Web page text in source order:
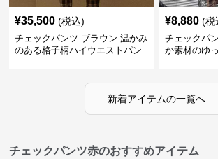
¥35,500 (税込)
チェックパンツ ブラウン 温かみ
のある格子柄ハイウエストパン
¥8,880 (税
チェックパ
か素材のゆ
新着アイテムの一覧へ
チェックパンツ赤のおすすめアイテム